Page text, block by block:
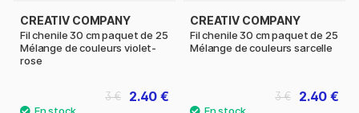
CREATIV COMPANY
Fil chenile 30 cm paquet de 25
Mélange de couleurs violet-
rose
2.40 €
3 €
CREATIV COMPANY
Fil chenile 30 cm paquet de 25
Mélange de couleurs sarcelle
2.40 €
3 €